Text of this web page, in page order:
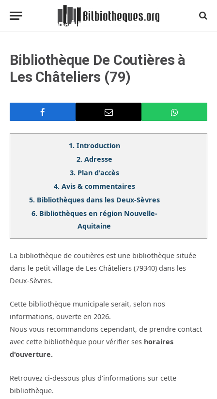
Bibliothèque De Coutières à
Les Châteliers (79)
1. Introduction
2. Adresse
3. Plan d'accès
4. Avis & commentaires
5. Bibliothèques dans les Deux-Sèvres
6. Bibliothèques en région Nouvelle-
Aquitaine
La bibliothèque de coutières est une bibliothèque située
dans le petit village de Les Châteliers (79340) dans les
Deux-Sèvres.
Cette bibliothèque municipale serait, selon nos
informations, ouverte en 2026.
Nous vous recommandons cependant, de prendre contact
avec cette bibliothèque pour vérifier ses horaires
d'ouverture.
Retrouvez ci-dessous plus d'informations sur cette
bibliothèque.